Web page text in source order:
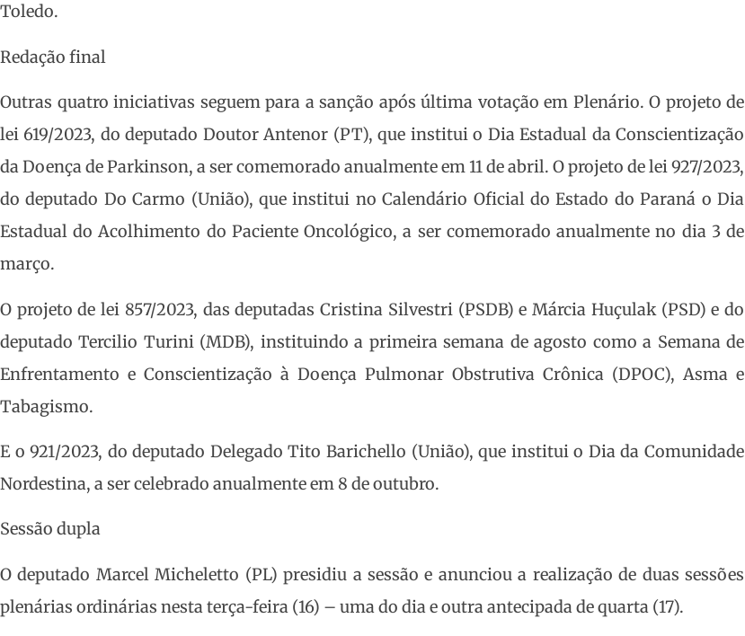
Toledo.
Redação final
Outras quatro iniciativas seguem para a sanção após última votação em Plenário. O projeto de
lei 619/2023, do deputado Doutor Antenor (PT), que institui o Dia Estadual da Conscientização
da Doença de Parkinson, a ser comemorado anualmente em 11 de abril. O projeto de lei 927/2023,
do deputado Do Carmo (União), que institui no Calendário Oficial do Estado do Paraná o Dia
Estadual do Acolhimento do Paciente Oncológico, a ser comemorado anualmente no dia 3 de
março.
O projeto de lei 857/2023, das deputadas Cristina Silvestri (PSDB) e Márcia Huçulak (PSD) e do
deputado Tercilio Turini (MDB), instituindo a primeira semana de agosto como a Semana de
Enfrentamento e Conscientização à Doença Pulmonar Obstrutiva Crônica (DPOC), Asma e
Tabagismo.
E o 921/2023, do deputado Delegado Tito Barichello (União), que institui o Dia da Comunidade
Nordestina, a ser celebrado anualmente em 8 de outubro.
Sessão dupla
O deputado Marcel Micheletto (PL) presidiu a sessão e anunciou a realização de duas sessões
plenárias ordinárias nesta terça-feira (16) – uma do dia e outra antecipada de quarta (17).